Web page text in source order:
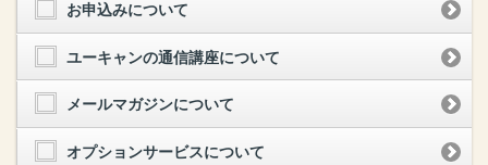
お申込みについて
ユーキャンの通信講座について
メールマガジンについて
オプションサービスについて